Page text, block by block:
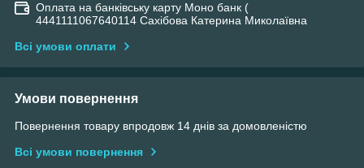
Оплата на банківську карту Моно банк (
4441111067640114 Сахібова Катерина Миколаївна
Всі умови оплати
Умови повернення
Повернення товару впродовж 14 днів за домовленістю
Всі умови повернення